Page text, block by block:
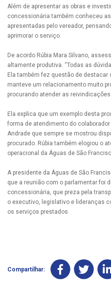
Além de apresentar as obras e
concessionária também conheceu
apresentadas pelo vereador,
aprimorar o serviço.
De acordo Rúbia Mara Silvano,
altamente produtiva. “Todas as
Ela também fez questão de
manteve um relacionamento muito
procurando atender as
Ela explica que um exemplo desta
forma de atendimento do
Andrade que sempre se mostrou
procurado. Rúbia também elogiou o
operacional da Águas de São
A presidente da Águas de São
que a reunião com o parlamentar foi
concessionária, que preza pela
o executivo, legislativo e lideranças
os serviços prestados.
Compartilhar: